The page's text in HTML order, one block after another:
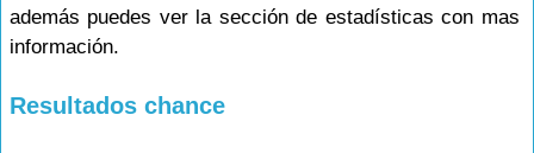
además puedes ver la sección de estadísticas con mas
información.
Resultados chance